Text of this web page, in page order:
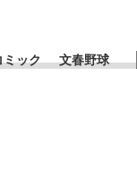
ミック 文春野球